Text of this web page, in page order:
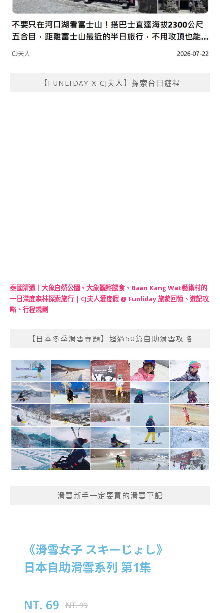
【FUNLIDAY X CJ夫人】探索台日遊程
泰國清邁｜大象自然公園、大象觀察餵食、Baan Kang Wat藝術村的
一日深度森林探索旅行 | CJ夫人愛度假 @ Funliday 旅遊回憶、遊記攻
略、行程規劃
【日本冬季滑雪專題】超過50篇自助滑雪攻略
滑雪新手一定要買的滑雪筆記